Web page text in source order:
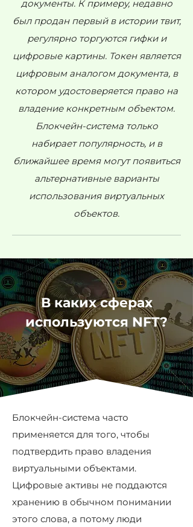
документы. К примеру, недавно
был продан первый в истории твит,
регулярно торгуются гифки и
цифровые картины. Токен является
цифровым аналогом документа, в
котором удостоверяется право на
владение конкретным объектом.
Блокчейн-система только
набирает популярность, и в
ближайшее время могут появиться
альтернативные варианты
использования виртуальных
объектов.
В каких сферах
используются NFT?
Блокчейн-система часто
применяется для того, чтобы
подтвердить право владения
виртуальными объектами.
Цифровые активы не поддаются
хранению в обычном понимании
этого слова, а потому люди